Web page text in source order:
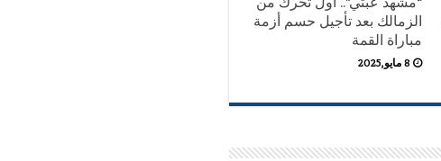
الزمالك بعد تأجيل حسم أزمة
مباراة القمة
8 مايو,2025